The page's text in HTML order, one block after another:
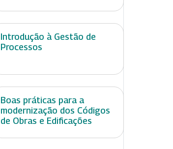
Introdução à Gestão de
Processos
Boas práticas para a
modernização dos Códigos
de Obras e Edificações